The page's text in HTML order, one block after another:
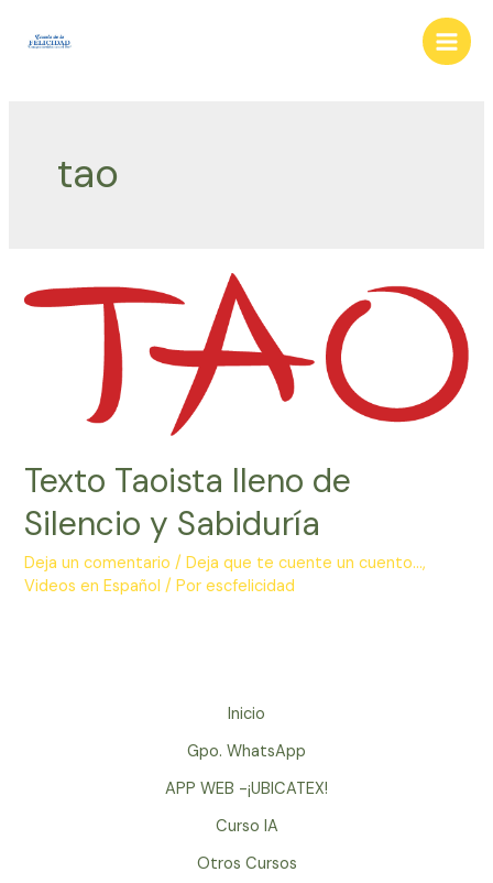
Main
tao
Texto Taoista lleno de
Silencio y Sabiduría
Deja un comentario /Deja que te cuente un cuento...,
Videos en Español / Porescfelicidad
Inicio
Gpo. WhatsApp
APP WEB -¡UBICATEX!
Curso IA
Otros Cursos